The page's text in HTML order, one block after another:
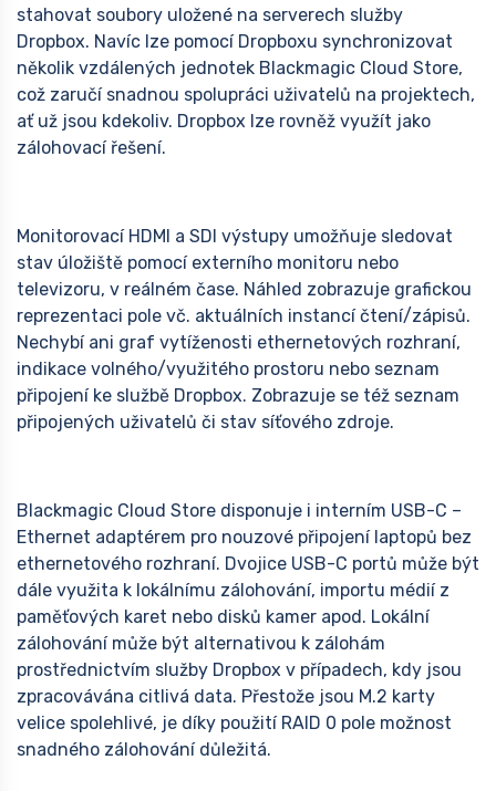
stahovat soubory uložené na serverech služby
Dropbox. Navíc lze pomocí Dropboxu synchronizovat
několik vzdálených jednotek Blackmagic Cloud Store,
což zaručí snadnou spolupráci uživatelů na projektech,
ať už jsou kdekoliv. Dropbox lze rovněž využít jako
zálohovací řešení.
Monitorovací HDMI a SDI výstupy umožňuje sledovat
stav úložiště pomocí externího monitoru nebo
televizoru, v reálném čase. Náhled zobrazuje grafickou
reprezentaci pole vč. aktuálních instancí čtení/zápisů.
Nechybí ani graf vytíženosti ethernetových rozhraní,
indikace volného/využitého prostoru nebo seznam
připojení ke službě Dropbox. Zobrazuje se též seznam
připojených uživatelů či stav síťového zdroje.
Blackmagic Cloud Store disponuje i interním USB-C –
Ethernet adaptérem pro nouzové připojení laptopů bez
ethernetového rozhraní. Dvojice USB-C portů může být
dále využita k lokálnímu zálohování, importu médií z
paměťových karet nebo disků kamer apod. Lokální
zálohování může být alternativou k zálohám
prostřednictvím služby Dropbox v případech, kdy jsou
zpracovávána citlivá data. Přestože jsou M.2 karty
velice spolehlivé, je díky použití RAID 0 pole možnost
snadného zálohování důležitá.